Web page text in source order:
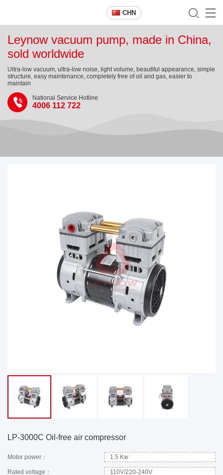
CHN
Leynow vacuum pump, made in China,
sold worldwide
Ultra-low vacuum, ultra-low noise, light volume, beautiful appearance, simple
structure, easy maintenance, completely free of oil and gas, easier to
maintain
National Service Hotline
4006 112 722
LP-3000C Oil-free air compressor
Motor power： 1.5 Kw
Rated voltage： 110V/220-240V